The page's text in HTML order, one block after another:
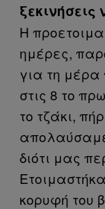
ξεκινήσεις
Η
ημέρες,
για τη
στις 8 το
το τζάκι,
διότι μας
κορυφή του